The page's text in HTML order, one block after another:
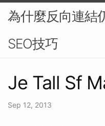
為什麼反向連結
SEO技巧
Je Tall Sf
Sep 12, 2013